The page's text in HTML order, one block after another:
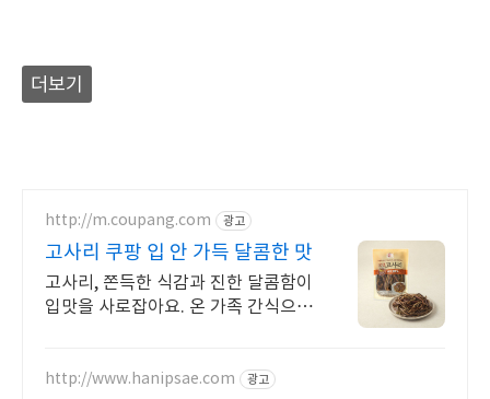
더보기
http://m.coupang.com 광고
고사리 쿠팡 입 안 가득 달콤한 맛
고사리, 쫀득한 식감과 진한 달콤함이
입맛을 사로잡아요. 온 가족 간식으로
http://www.hanipsae.com 광고